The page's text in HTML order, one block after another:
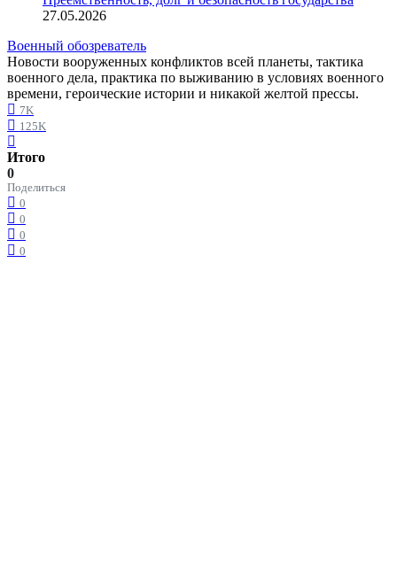
27.05.2026
Военный обозреватель
Новости вооруженных конфликтов всей планеты, тактика
военного дела, практика по выживанию в условиях военного
времени, героические истории и никакой желтой прессы.
7K
125K
Итого
0
Поделиться
0
0
0
0